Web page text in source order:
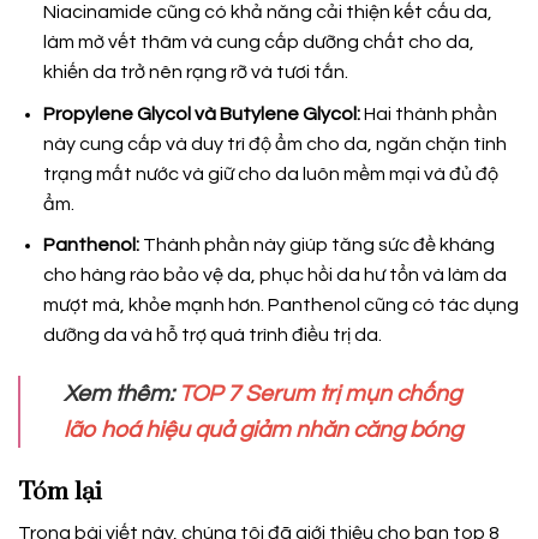
Niacinamide cũng có khả năng cải thiện kết cấu da,
làm mờ vết thâm và cung cấp dưỡng chất cho da,
khiến da trở nên rạng rỡ và tươi tắn.
Propylene Glycol và Butylene Glycol:Hai thành phần
này cung cấp và duy trì độ ẩm cho da, ngăn chặn tình
trạng mất nước và giữ cho da luôn mềm mại và đủ độ
ẩm.
Panthenol: Thành phần này giúp tăng sức đề kháng
cho hàng rào bảo vệ da, phục hồi da hư tổn và làm da
mượt mà, khỏe mạnh hơn. Panthenol cũng có tác dụng
dưỡng da và hỗ trợ quá trình điều trị da.
Xem thêm: TOP 7 Serum trị mụn chống
lão hoá hiệu quả giảm nhăn căng bóng
Tóm lại
Trong bài viết này, chúng tôi đã giới thiệu cho bạn top 8